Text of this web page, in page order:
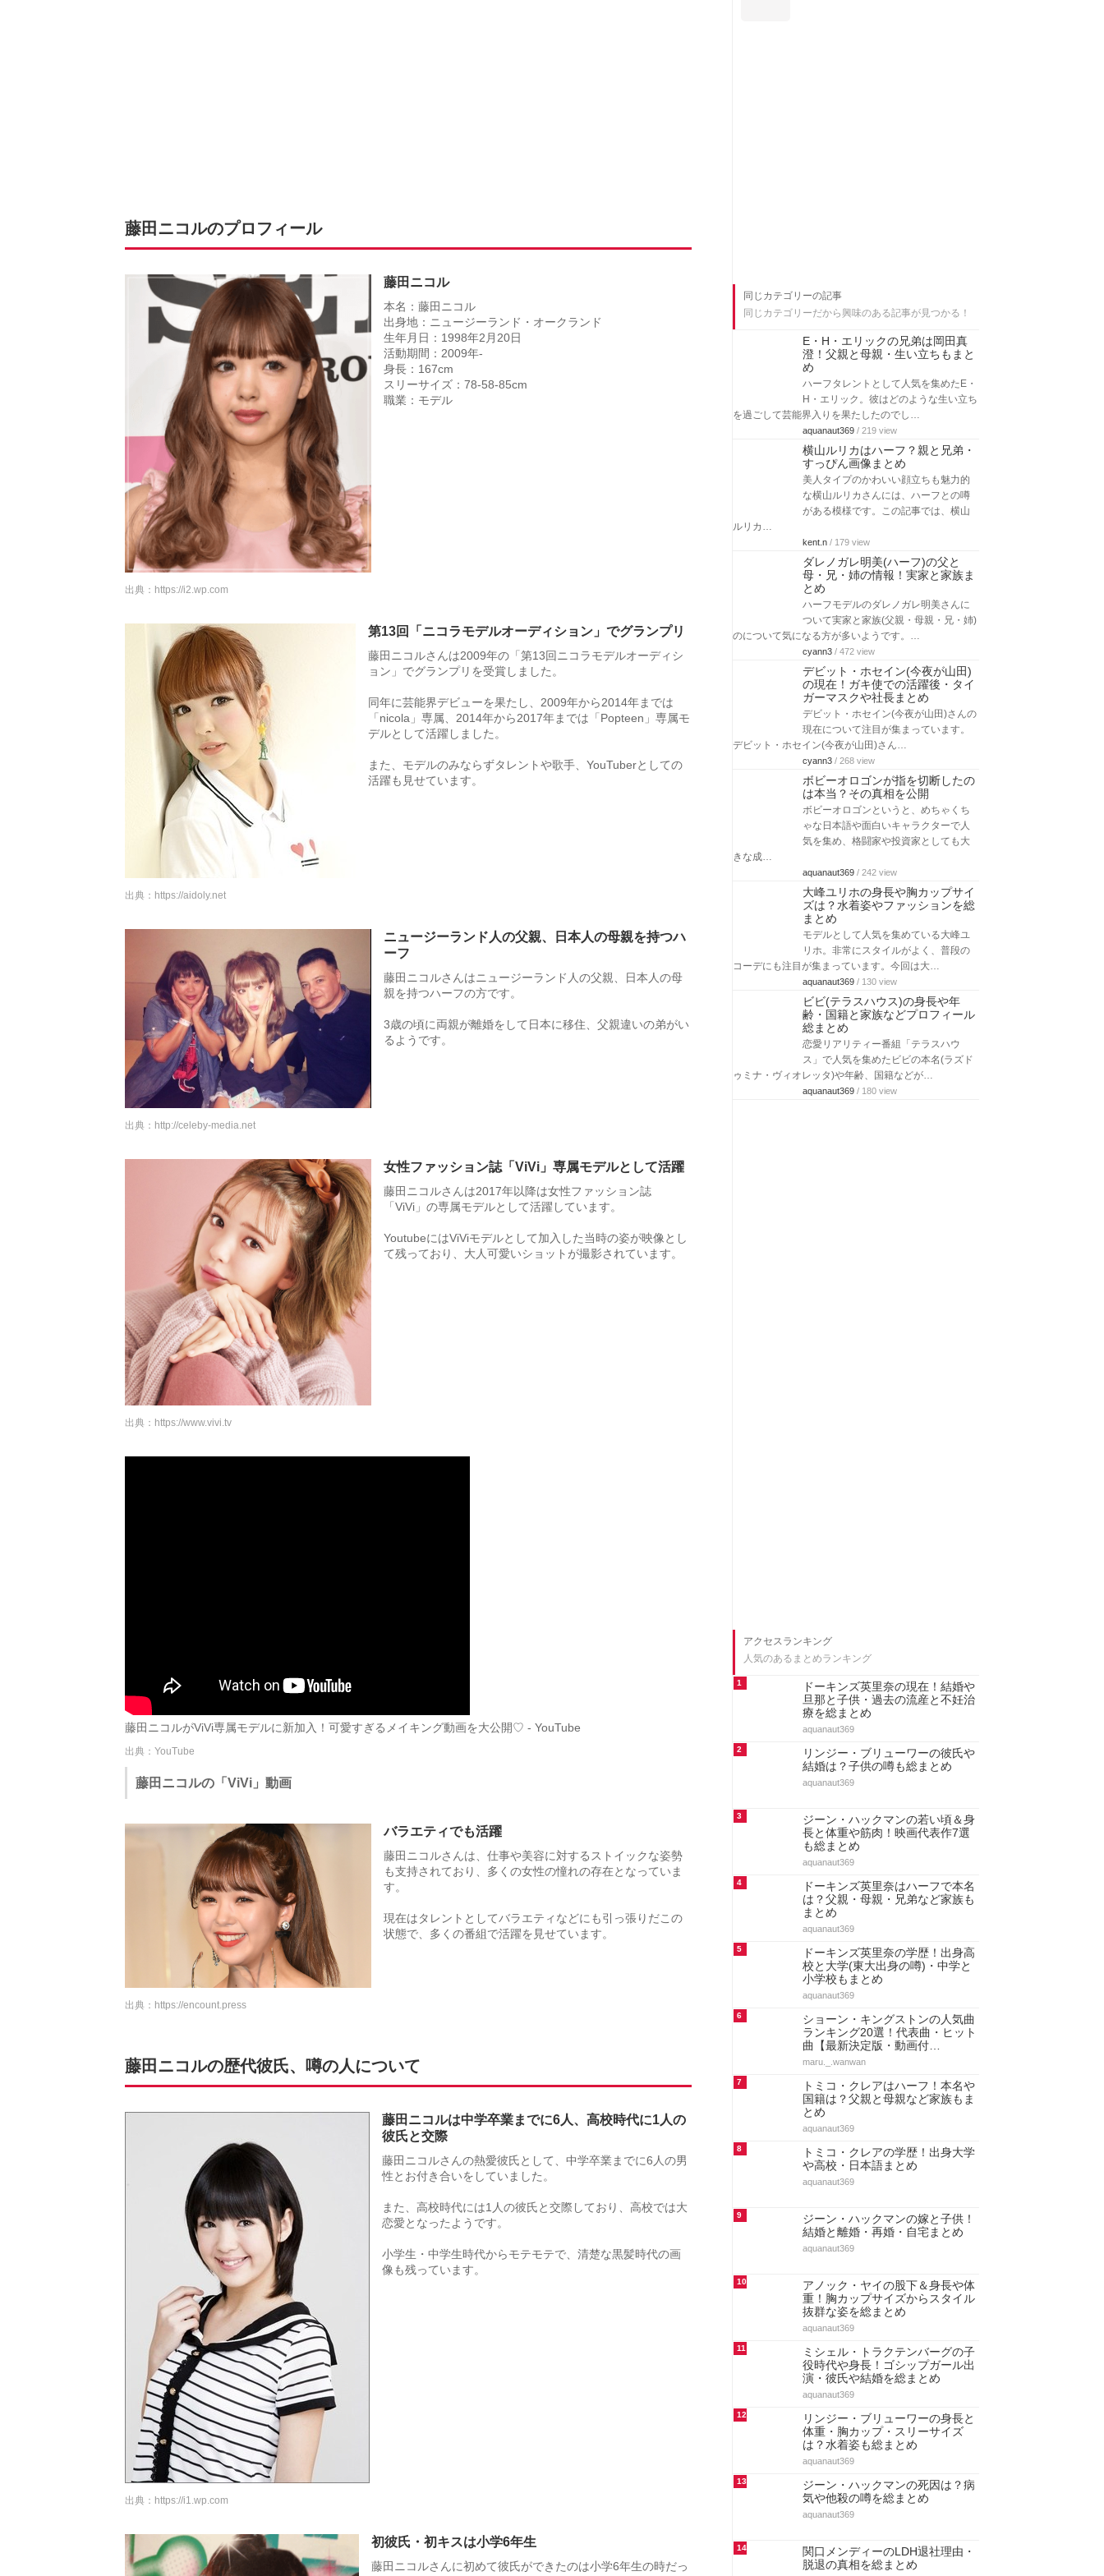
藤田ニコルのプロフィール
藤田ニコル
本名：藤田ニコル
出身地：ニュージーランド・オークランド
生年月日：1998年2月20日
活動期間：2009年-
身長：167cm
スリーサイズ：78-58-85cm
職業：モデル
出典： https://i2.wp.com
第13回「ニコラモデルオーディション」でグランプリ
藤田ニコルさんは2009年の「第13回ニコラモデルオーディシ
ョン」でグランプリを受賞しました。
同年に芸能界デビューを果たし、2009年から2014年までは
「nicola」専属、2014年から2017年までは「Popteen」専属モ
デルとして活躍しました。
また、モデルのみならずタレントや歌手、YouTuberとしての
活躍も見せています。
出典： https://aidoly.net
ニュージーランド人の父親、日本人の母親を持つハ
ーフ
藤田ニコルさんはニュージーランド人の父親、日本人の母
親を持つハーフの方です。
3歳の頃に両親が離婚をして日本に移住、父親違いの弟がい
るようです。
出典： http://celeby-media.net
女性ファッション誌「ViVi」専属モデルとして活躍
藤田ニコルさんは2017年以降は女性ファッション誌
「ViVi」の専属モデルとして活躍しています。
YoutubeにはViViモデルとして加入した当時の姿が映像とし
て残っており、大人可愛いショットが撮影されています。
出典： https://www.vivi.tv
藤田ニコルがViVi専属モデルに新加入！可愛すぎるメイキング動画を大公開♡ - YouTube
出典：YouTube
藤田ニコルの「ViVi」動画
バラエティでも活躍
藤田ニコルさんは、仕事や美容に対するストイックな姿勢
も支持されており、多くの女性の憧れの存在となっていま
す。
現在はタレントとしてバラエティなどにも引っ張りだこの
状態で、多くの番組で活躍を見せています。
出典： https://encount.press
藤田ニコルの歴代彼氏、噂の人について
藤田ニコルは中学卒業までに6人、高校時代に1人の
彼氏と交際
藤田ニコルさんの熱愛彼氏として、中学卒業までに6人の男
性とお付き合いをしていました。
また、高校時代には1人の彼氏と交際しており、高校では大
恋愛となったようです。
小学生・中学生時代からモテモテで、清楚な黒髪時代の画
像も残っています。
出典： https://i1.wp.com
初彼氏・初キスは小学6年生
藤田ニコルさんに初めて彼氏ができたのは小学6年生の時だっ
同じカテゴリーの記事
同じカテゴリーだから興味のある記事が見つかる！
E・H・エリックの兄弟は岡田真
澄！父親と母親・生い立ちもまと
め
ハーフタレントとして人気を集めたE・
H・エリック。彼はどのような生い立ち
を過ごして芸能界入りを果たしたのでし…
aquanaut369 / 219 view
横山ルリカはハーフ？親と兄弟・
すっぴん画像まとめ
美人タイプのかわいい顔立ちも魅力的
な横山ルリカさんには、ハーフとの噂
がある模様です。この記事では、横山
ルリカ…
kent.n / 179 view
ダレノガレ明美(ハーフ)の父と
母・兄・姉の情報！実家と家族ま
とめ
ハーフモデルのダレノガレ明美さんに
ついて実家と家族(父親・母親・兄・姉)
のについて気になる方が多いようです。…
cyann3 / 472 view
デビット・ホセイン(今夜が山田)
の現在！ガキ使での活躍後・タイ
ガーマスクや社長まとめ
デビット・ホセイン(今夜が山田)さんの
現在について注目が集まっています。
デビット・ホセイン(今夜が山田)さん…
cyann3 / 268 view
ボビーオロゴンが指を切断したの
は本当？その真相を公開
ボビーオロゴンというと、めちゃくち
ゃな日本語や面白いキャラクターで人
気を集め、格闘家や投資家としても大
きな成…
aquanaut369 / 242 view
大峰ユリホの身長や胸カップサイ
ズは？水着姿やファッションを総
まとめ
モデルとして人気を集めている大峰ユ
リホ。非常にスタイルがよく、普段の
コーデにも注目が集まっています。今回は大…
aquanaut369 / 130 view
ビビ(テラスハウス)の身長や年
齢・国籍と家族などプロフィール
総まとめ
恋愛リアリティー番組「テラスハウ
ス」で人気を集めたビビの本名(ラズド
ゥミナ・ヴィオレッタ)や年齢、国籍などが…
aquanaut369 / 180 view
アクセスランキング
人気のあるまとめランキング
1
ドーキンズ英里奈の現在！結婚や
旦那と子供・過去の流産と不妊治
療を総まとめ
aquanaut369
2
リンジー・ブリューワーの彼氏や
結婚は？子供の噂も総まとめ
aquanaut369
3
ジーン・ハックマンの若い頃＆身
長と体重や筋肉！映画代表作7選
も総まとめ
aquanaut369
4
ドーキンズ英里奈はハーフで本名
は？父親・母親・兄弟など家族も
まとめ
aquanaut369
5
ドーキンズ英里奈の学歴！出身高
校と大学(東大出身の噂)・中学と
小学校もまとめ
aquanaut369
6
ショーン・キングストンの人気曲
ランキング20選！代表曲・ヒット
曲【最新決定版・動画付…
maru._.wanwan
7
トミコ・クレアはハーフ！本名や
国籍は？父親と母親など家族もま
とめ
aquanaut369
8
トミコ・クレアの学歴！出身大学
や高校・日本語まとめ
aquanaut369
9
ジーン・ハックマンの嫁と子供！
結婚と離婚・再婚・自宅まとめ
aquanaut369
10
アノック・ヤイの股下＆身長や体
重！胸カップサイズからスタイル
抜群な姿を総まとめ
aquanaut369
11
ミシェル・トラクテンバーグの子
役時代や身長！ゴシップガール出
演・彼氏や結婚を総まとめ
aquanaut369
12
リンジー・ブリューワーの身長と
体重・胸カップ・スリーサイズ
は？水着姿も総まとめ
aquanaut369
13
ジーン・ハックマンの死因は？病
気や他殺の噂を総まとめ
aquanaut369
14
関口メンディーのLDH退社理由・
脱退の真相を総まとめ